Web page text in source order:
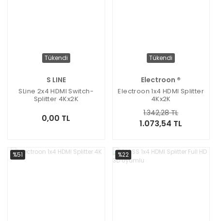
Tükendi
S LINE
SLine 2x4 HDMI Switch-
Splitter 4Kx2K
0,00 TL
Tükendi
Electroon ®
Electroon 1x4 HDMI Splitter
4Kx2K
1.073,54 TL
1.342,28 TL
%51 %22